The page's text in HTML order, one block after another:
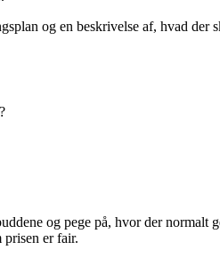
og en beskrivelse af, hvad
og pege på, hvor der normalt
er fair.